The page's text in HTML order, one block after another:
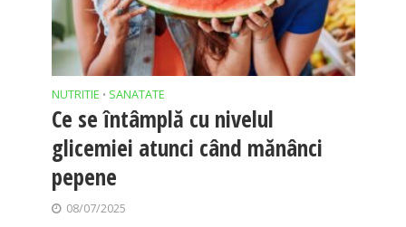
NUTRITIE • SANATATE
Ce se întâmplă cu nivelul
glicemiei atunci când mănânci
pepene
08/07/2025